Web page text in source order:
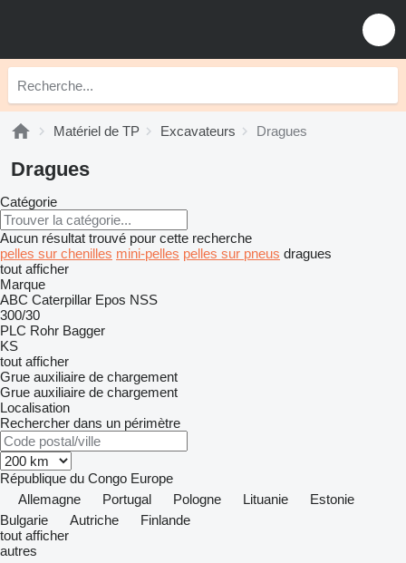
Matériel de TP Excavateurs Dragues
Dragues
Catégorie
Aucun résultat trouvé pour cette recherche
pelles sur chenilles mini-pelles pelles sur pneus dragues
tout afficher
Marque
ABC Caterpillar Epos NSS
300/30
PLC Rohr Bagger
KS
tout afficher
Grue auxiliaire de chargement
Grue auxiliaire de chargement
Localisation
Rechercher dans un périmètre
République du Congo Europe
Allemagne
Portugal Pologne Lituanie
Estonie
Bulgarie
Autriche
Finlande
tout afficher
autres